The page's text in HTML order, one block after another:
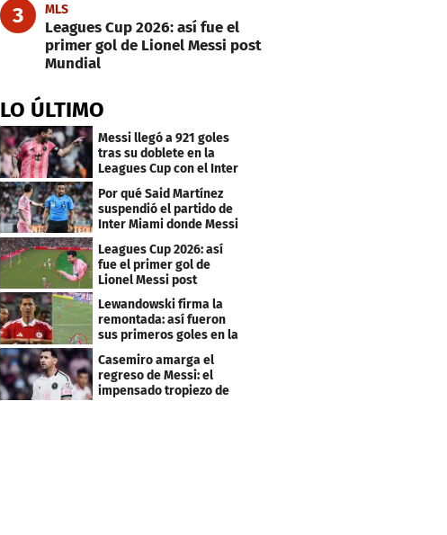
3 MLS
Leagues Cup 2026: así fue el
primer gol de Lionel Messi post
Mundial
LO ÚLTIMO
Messi llegó a 921 goles
tras su doblete en la
Leagues Cup con el Inter
Por qué Said Martínez
suspendió el partido de
Inter Miami donde Messi
Leagues Cup 2026: así
fue el primer gol de
Lionel Messi post
Mundial
Lewandowski firma la
remontada: así fueron
sus primeros goles en la
Casemiro amarga el
regreso de Messi: el
impensado tropiezo de